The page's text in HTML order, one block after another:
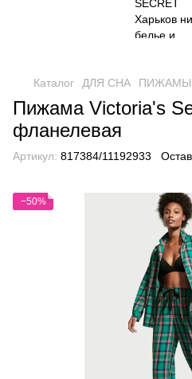
Каталог ДЛЯ СНА ПИЖАМЫ
Пижама Victoria's
фланелевая
Артикул: 817384/11192933
−50%